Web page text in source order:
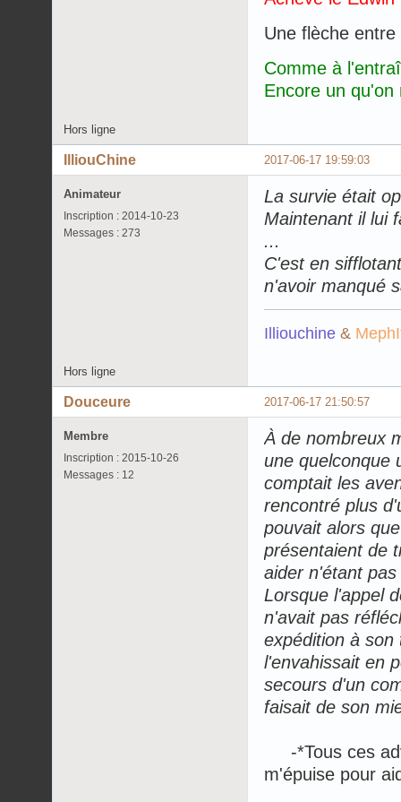
Une flèche
Comme à
Encore un
Hors ligne
2017-06-17 19:59:03
IlliouChine
Animateur
Inscription : 2014-10-23
Messages : 273
La survie était
Maintenant il lui
...
C'est en
n'avoir manqué
Illiouchine &
Hors ligne
2017-06-17 21:50:57
Douceure
Membre
Inscription : 2015-10-26
Messages : 12
À de nombreux
une quelconque
comptait les
rencontré plus
pouvait alors
présentaient de
aider n'étant
Lorsque l'appel
n'avait pas
expédition à son
l'envahissait en
secours d'un
faisait de son
-*Tous ces
m'épuise pour